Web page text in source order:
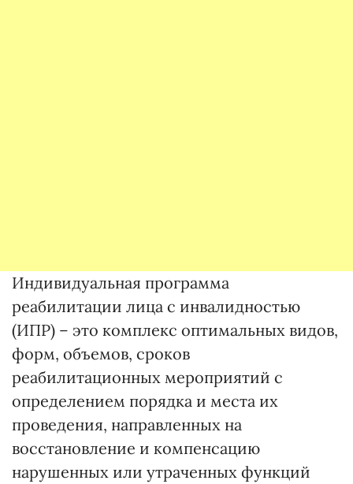
Индивидуальная программа
реабилитации лица с инвалидностью
(ИПР) – это комплекс оптимальных видов,
форм, объемов, сроков
реабилитационных мероприятий с
определением порядка и места их
проведения, направленных на
восстановление и компенсацию
нарушенных или утраченных функций